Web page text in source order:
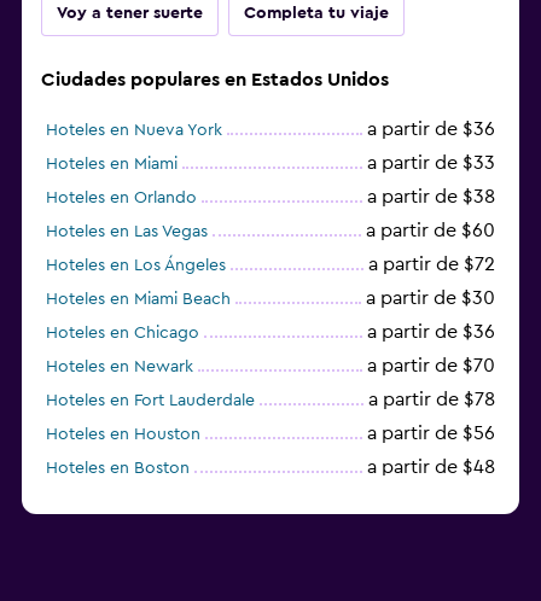
Voy a tener suerte Completa tu viaje
Ciudades populares en Estados Unidos
Hoteles en Nueva York a partir de $36
Hoteles en Miami a partir de $33
Hoteles en Orlando a partir de $38
Hoteles en Las Vegas a partir de $60
Hoteles en Los Ángeles a partir de $72
Hoteles en Miami Beach a partir de $30
Hoteles en Chicago a partir de $36
Hoteles en Newark a partir de $70
Hoteles en Fort Lauderdale a partir de $78
Hoteles en Houston a partir de $56
Hoteles en Boston a partir de $48